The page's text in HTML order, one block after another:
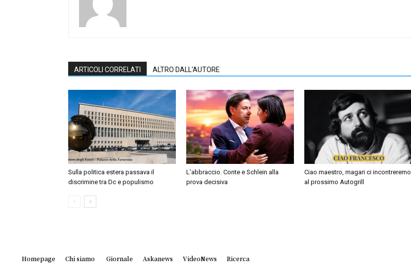
ARTICOLI CORRELATI ALTRO DALL'AUTORE
Sulla politica estera passava il
discrimine tra Dc e populismo
L’abbraccio. Conte e Schlein alla
prova decisiva
Ciao maestro, magari ci incontreremo
al prossimo Autogrill
Homepage Chi siamo Giornale Askanews VideoNews Ricerca